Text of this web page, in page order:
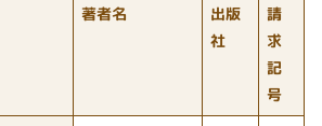
著者名
出版
社
請
求
記
号